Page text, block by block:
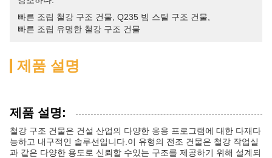
빠른 조립 철강 구조 건물 Q235 빔 스틸 구조 건물
빠른 조립 유명한 철강 구조 건물
제품 설명
제품 설명:
철강 구조 건물은 건설 산업의 다양한 응용 프로그램에 대한 다재다
능하고 내구적인 솔루션입니다.이 유형의 전조 건물은 철강 작업실
과 같은 다양한 용도로 신뢰할 수있는 구조를 제공하기 위해 설계되